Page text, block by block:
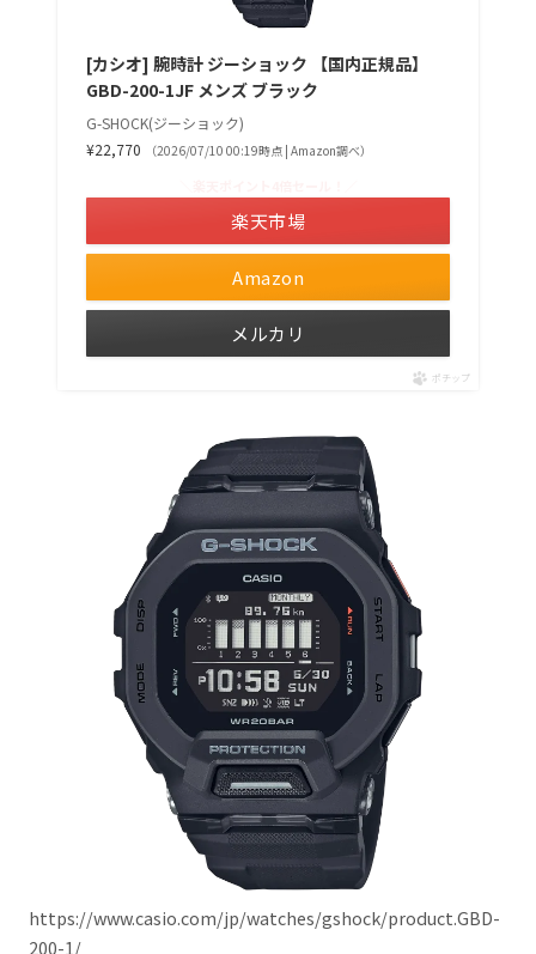
[カシオ] 腕時計 ジーショック 【国内正規品】
GBD-200-1JF メンズ ブラック
G-SHOCK(ジーショック)
¥22,770
（2026/07/10 00:19時点 | Amazon調べ）
Amazon
楽天市場
メルカリ
ポチップ
https://www.casio.com/jp/watches/gshock/product.GBD-
200-1/